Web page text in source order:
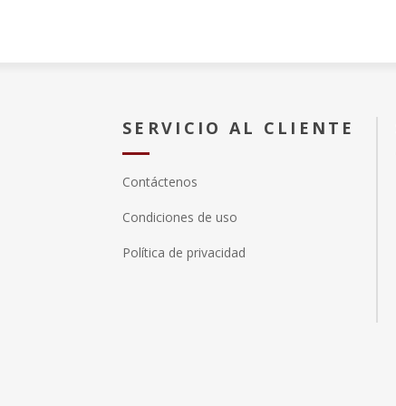
SERVICIO AL CLIENTE
Contáctenos
Condiciones de uso
Política de privacidad